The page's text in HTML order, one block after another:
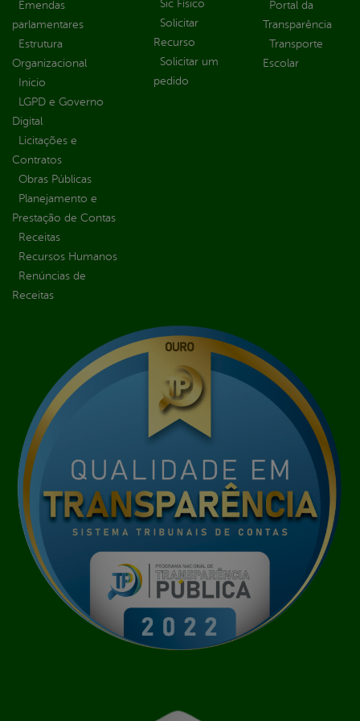
Emendas
parlamentares
Estrutura
Organizacional
Inicio
LGPD e Governo
Digital
Licitações e
Contratos
Obras Públicas
Planejamento e
Prestação de Contas
Receitas
Recursos Humanos
Renúncias de
Receitas
Sic Físico
Solicitar
Recurso
Solicitar um
pedido
Portal da
Transparência
Transporte
Escolar